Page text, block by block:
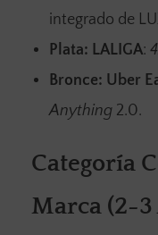
integrado de
Plata: LALIGA:
Bronce: Uber
Anything2.0.
Categoría
Marca (2-3